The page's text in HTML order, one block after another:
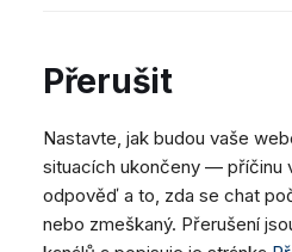
Přerušit
Nastavte, jak budou vaše
situacích ukončeny — příčinu
odpověď a to, zda se chat
nebo zmeškaný. Přerušení